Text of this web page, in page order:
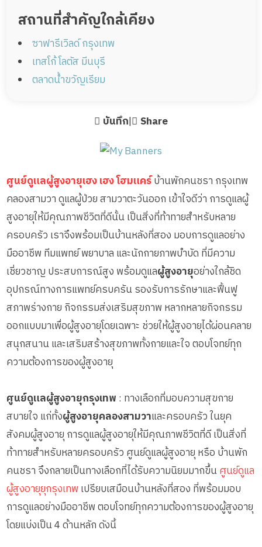
สถานที่สำคัญใกล้เคียง
ซาฟารีเวิลด์ กรุงเทพ
เทสโก้ โลตัส มีนบุรี
ตลาดน้ำขวัญเรียม
บันทึก| Share
ศูนย์ดูแลผู้สูงอายุเฮง เฮง โฮมแคร์บ้านพักคนชรา กรุงเทพ
คลองสามวา ดูแลผู้ป่วย สามวาตะวันออก เข้าใจดีว่า การดูแลผู้
สูงอายุให้มีคุณภาพชีวิตที่ดีนั้น เป็นสิ่งที่ท้าทายสำหรับหลาย
ครอบครัว เราจึงพร้อมเป็นบ้านหลังที่สอง มอบการดูแลอย่าง
มืออาชีพ ทีมแพทย์ พยาบาล และนักกายภาพบำบัด ที่มีความ
เชี่ยวชาญ ประสบการณ์สูง พร้อมดูแลผู้สูงอายุอย่างใกล้ชิด
อุปกรณ์ทางการแพทย์ครบครัน รองรับการรักษาและฟื้นฟู
สภาพร่างกาย กิจกรรมส่งเสริมสุขภาพ หลากหลายกิจกรรม
ออกแบบมาเพื่อผู้สูงอายุโดยเฉพาะ ช่วยให้ผู้สูงอายุได้ผ่อนคลาย
สนุกสนาน และเสริมสร้างสุขภาพทั้งกายและใจ ตอบโจทย์ทุก
ความต้องการของผู้สูงอายุ
ศูนย์ดูแลผู้สูงอายุกรุงเทพ : ทางเลือกที่มอบความสุขกาย
สบายใจ แก่ทั้งผู้สูงอายุคลองสามวาและครอบครัว ในยุค
สังคมผู้สูงอายุ การดูแลผู้สูงอายุให้มีคุณภาพชีวิตที่ดี เป็นสิ่งที่
ท้าทายสำหรับหลายครอบครัว ศูนย์ดูแลผู้สูงอายุ หรือ บ้านพัก
คนชรา จึงกลายเป็นทางเลือกที่ได้รับความนิยมมากขึ้นศูนย์ดูแล
ผู้สูงอายุยุกรุงเทพเปรียบเสมือนบ้านหลังที่สอง ที่พร้อมมอบ
การดูแลอย่างมืออาชีพ ตอบโจทย์ทุกความต้องการของผู้สูงอายุ
โดยแบ่งเป็น 4 ด้านหลัก ดังนี้